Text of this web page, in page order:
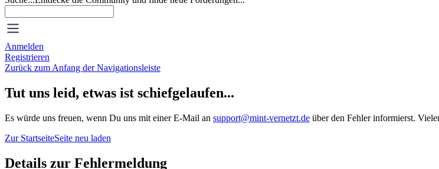
Anmelden
Registrieren
Zurück zum Anfang der Navigationsleiste
Tut uns leid, etwas ist schiefgelaufen...
Es würde uns freuen, wenn Du uns mit einer E-Mail an support@mint-vernetzt.de über den Fehler informierst.
Zur StartseiteSeite neu laden
Details zur Fehlermeldung